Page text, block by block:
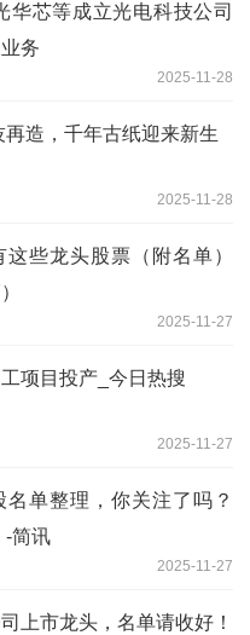
华芯等成立光电科技公司
务
2025-11-28
再造，千年古纸迎来新生
2025-11-28
些龙头股票（附名单）
2025-11-27
项目投产_今日热搜
2025-11-27
名单整理，你关注了吗？
-简讯
2025-11-27
上市龙头，名单请收好！